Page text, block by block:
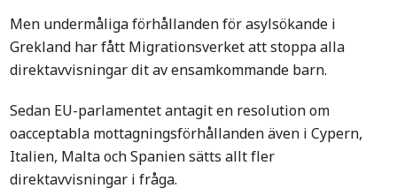
Men undermåliga förhållanden för asylsökande i
Grekland har fått Migrationsverket att stoppa alla
direktavvisningar dit av ensamkommande barn.
Sedan EU-parlamentet antagit en resolution om
oacceptabla mottagningsförhållanden även i Cypern,
Italien, Malta och Spanien sätts allt fler
direktavvisningar i fråga.